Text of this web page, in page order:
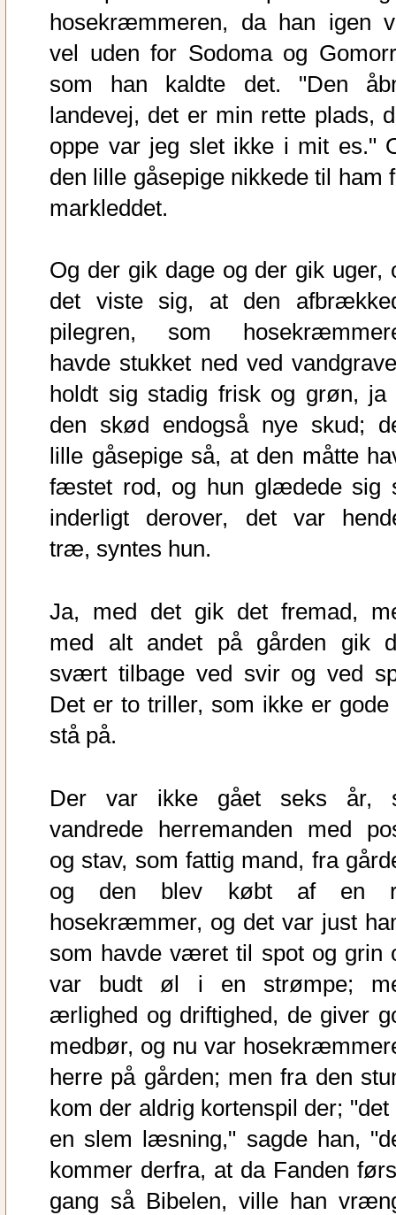
hosekræmmeren, da han igen
vel uden for Sodoma og
som han kaldte det. "Den
landevej, det er min rette plads,
oppe var jeg slet ikke i mit es."
den lille gåsepige nikkede til ham
markleddet.
Og der gik dage og der gik uger,
det viste sig, at den
pilegren, som
havde stukket ned ved
holdt sig stadig frisk og grøn, ja
den skød endogså nye skud;
lille gåsepige så, at den måtte
fæstet rod, og hun glædede sig
inderligt derover, det var
træ, syntes hun.
Ja, med det gik det fremad,
med alt andet på gården gik
svært tilbage ved svir og ved
Det er to triller, som ikke er gode
stå på.
Der var ikke gået seks år,
vandrede herremanden med
og stav, som fattig mand, fra
og den blev købt af en
hosekræmmer, og det var just
som havde været til spot og grin
var budt øl i en strømpe;
ærlighed og driftighed, de giver
medbør, og nu var
herre på gården; men fra den
kom der aldrig kortenspil der; "det
en slem læsning," sagde han,
kommer derfra, at da Fanden
gang så Bibelen, ville han